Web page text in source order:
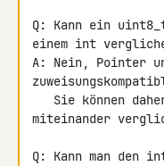
Q: Kann ein
einem int
A: Nein, Pointer
miteinander
Q: Kann man den